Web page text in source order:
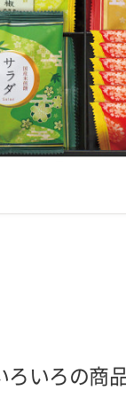
いろの商